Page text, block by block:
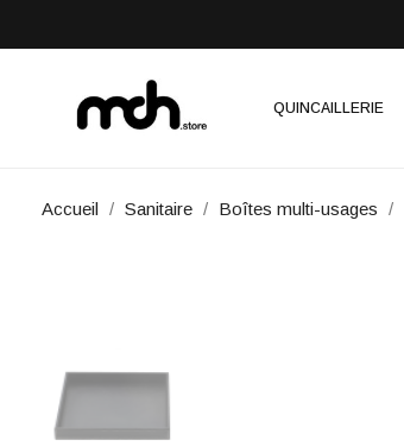
QUINCAILLERIE
Accueil Sanitaire Boîtes multi-usages